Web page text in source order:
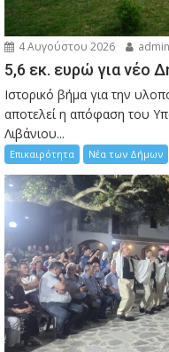
4 Αυγούστου 2026
5,6 εκ. ευρώ για νέο
Ιστορικό βήμα για την
αποτελεί η απόφαση του
Λιβάνιου...
Επικαιρότητα Νέα των Δήμων